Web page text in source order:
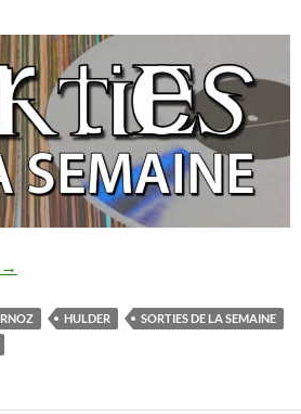
Sorties de la semaine [31/07-07/08/
→
HULDER
SORTIES DE LA SEMAINE